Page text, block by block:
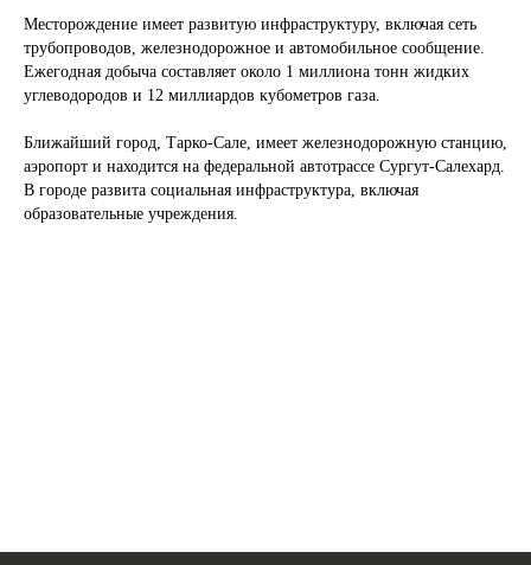
Месторождение имеет развитую инфраструктуру, включая сеть
трубопроводов, железнодорожное и автомобильное сообщение.
Ежегодная добыча составляет около 1 миллиона тонн жидких
углеводородов и 12 миллиардов кубометров газа.
Ближайший город, Тарко-Сале, имеет железнодорожную станцию,
аэропорт и находится на федеральной автотрассе Сургут-Салехард.
В городе развита социальная инфраструктура, включая
образовательные учреждения.
Откуда доставляем
Ваш телефон